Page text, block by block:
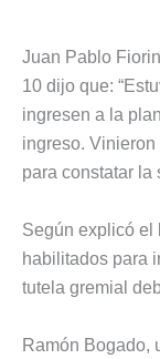
Juan Pablo
10 dijo que:
ingresen a la
ingreso.
para constatar la
Según explicó el
habilitados para
tutela gremial
Ramón Bogado,